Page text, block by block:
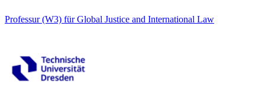
Professur (W3) für Global Justice and International Law